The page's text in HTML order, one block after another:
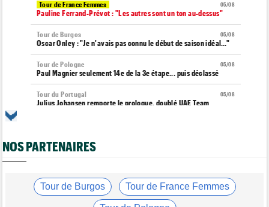
05/08
Tour de France Femmes
Pauline Ferrand-Prévot : "Les autres sont un ton au-dessus"
05/08
Tour de Burgos
Oscar Onley : "Je n'avais pas connu le début de saison idéal…"
05/08
Tour de Pologne
Paul Magnier seulement 14e de la 3e étape... puis déclassé
05/08
Tour du Portugal
Julius Johansen remporte le prologue, doublé UAE Team
Marlen Reusser : "C'était différent du Mont Ventoux..."
WorldTour
Tour de France Femmes
NOS PARTENAIRES
Tour de Burgos Tour de France Femmes